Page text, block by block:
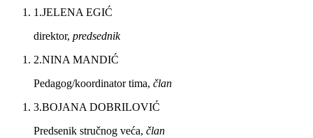
1 .JELENA EGIĆ
direktor, predsednik
2.NINA MANDIĆ
Pedagog/koordinator tima, član
3.BOJANA DOBRILOVIĆ
Predsenik stručnog veća, član